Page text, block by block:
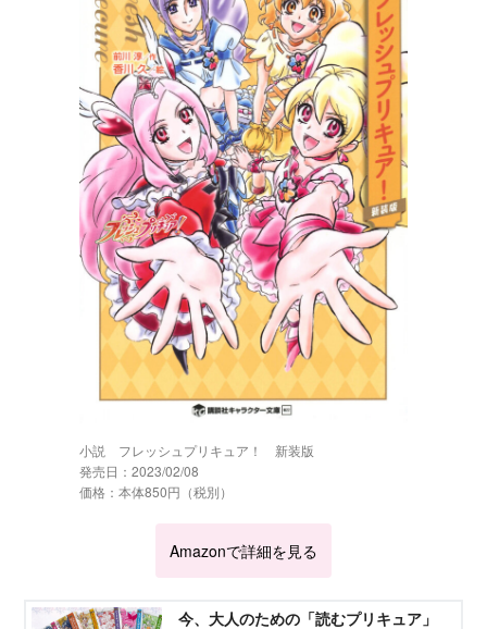
小説 フレッシュプリキュア！ 新装版
発売日：2023/02/08
価格：本体850円（税別）
Amazonで詳細を見る
今、大人のための「読むプリキュア」